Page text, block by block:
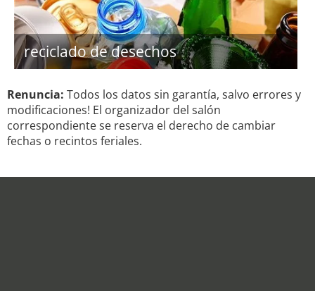
reciclado de desechos
Renuncia: Todos los datos sin garantía, salvo errores y
modificaciones! El organizador del salón
correspondiente se reserva el derecho de cambiar
fechas o recintos feriales.